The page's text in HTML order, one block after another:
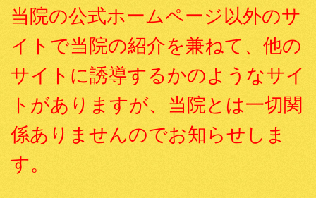
当院の公式ホームページ以外のサ
イトで当院の紹介を兼ねて、他の
サイトに誘導するかのようなサイ
トがありますが、当院とは一切関
係ありませんのでお知らせしま
す。